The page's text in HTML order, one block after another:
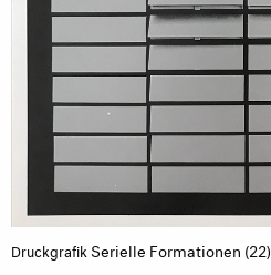
Druckgrafik Serielle Formationen (22)